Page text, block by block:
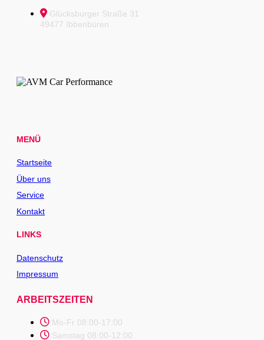
Glücksburger Straße 31
49477 Ibbenbüren
MENÜ
Startseite
Über uns
Service
Kontakt
LINKS
Datenschutz
Impressum
ARBEITSZEITEN
Mo-Fr 08:00-17:00
Samstag 08:00-12:00